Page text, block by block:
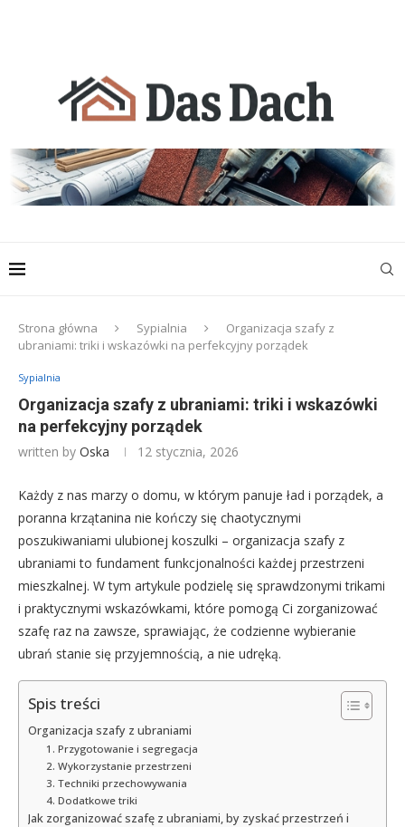
Strona główna Sypialnia
Organizacja szafy z
ubraniami: triki i wskazówki na perfekcyjny porządek
Sypialnia
Organizacja szafy z ubraniami: triki i wskazówki
na perfekcyjny porządek
written by Oska 12 stycznia, 2026
Każdy z nas marzy o domu, w którym panuje ład i porządek, a
poranna krzątanina nie kończy się chaotycznymi
poszukiwaniami ulubionej koszulki – organizacja szafy z
ubraniami to fundament funkcjonalności każdej przestrzeni
mieszkalnej. W tym artykule podzielę się sprawdzonymi trikami
i praktycznymi wskazówkami, które pomogą Ci zorganizować
szafę raz na zawsze, sprawiając, że codzienne wybieranie
ubrań stanie się przyjemnością, a nie udręką.
Spis treści
Organizacja szafy z ubraniami
1. Przygotowanie i segregacja
2. Wykorzystanie przestrzeni
3. Techniki przechowywania
4. Dodatkowe triki
Jak zorganizować szafę z ubraniami, by zyskać przestrzeń i